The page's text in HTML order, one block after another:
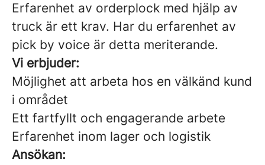
Erfarenhet av orderplock med hjälp av
truck är ett krav. Har du erfarenhet av
pick by voice är detta meriterande.
Vi erbjuder:
Möjlighet att arbeta hos en välkänd kund
i området
Ett fartfyllt och engagerande arbete
Erfarenhet inom lager och logistik
Ansökan: